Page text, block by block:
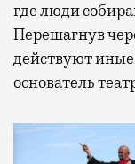
где люди
Перешагнув
действуют
основатель